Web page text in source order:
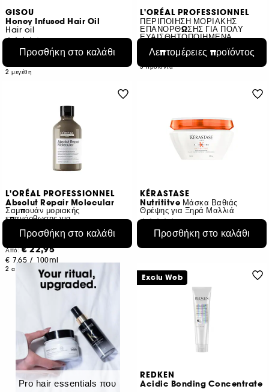
GISOU
Honey Infused Hair Oil
Hair oil
1502
€ 23,95
2 μεγέθη
Προσθήκη στο καλάθι
L'ORÉAL PROFESSIONNEL
ΠΕΡΙΠΟΙΗΣΗ ΜΟΡΙΑΚΗΣ
ΕΠΑΝΟΡΘΩΣΗΣ ΓΙΑ ΠΟΛΥ
ΕΥΑΙΣΘΗΤΟΠΟΙΗΜΕΝΑ
€ 85,85
3 προϊόντα
Λεπτομέρειες προϊόντος
L'ORÉAL PROFESSIONNEL
Absolut Repair Molecular
Σαμπουάν μοριακής
επανόρθωσης για
ταλαιπωρημένα μαλλιά
33
Από:€ 22,95
€ 7,65 / 100ml
2 αποχρώσεις
Προσθήκη στο καλάθι
KÉRASTASE
Nutrititve Μάσκα Βαθιάς
Θρέψης για Ξηρά Μαλλιά
535
€ 46,95
Προσθήκη στο καλάθι
Pro hair essentials που
REDKEN
Acidic Bonding Concentrate
Exclu Web